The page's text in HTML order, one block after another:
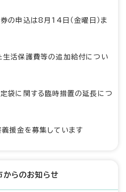
の申込は8月14日（金曜日）ま
生活保護費等の追加給付につい
袋に関する臨時措置の延長につ
援金を募集しています
からのお知らせ